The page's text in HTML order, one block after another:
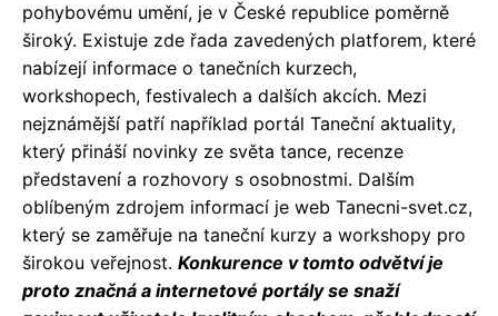
pohybovému umění, je v České republice poměrně
široký. Existuje zde řada zavedených platforem, které
nabízejí informace o tanečních kurzech,
workshopech, festivalech a dalších akcích. Mezi
nejznámější patří například portál Taneční aktuality,
který přináší novinky ze světa tance, recenze
představení a rozhovory s osobnostmi. Dalším
oblíbeným zdrojem informací je web Tanecni-svet.cz,
který se zaměřuje na taneční kurzy a workshopy pro
širokou veřejnost. Konkurence v tomto odvětví je
proto značná a internetové portály se snaží